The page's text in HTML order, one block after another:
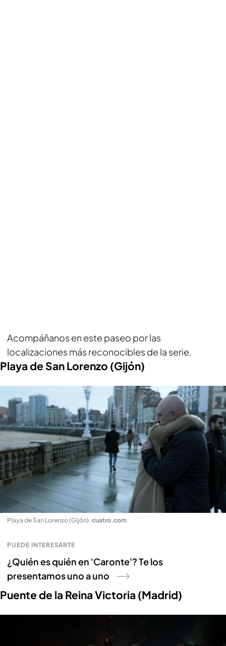
Acompáñanos en este paseo por las
localizaciones más reconocibles de la serie.
Playa de San Lorenzo (Gijón)
Playa de San Lorenzo (Gijón). cuatro.com
PUEDE INTERESARTE
¿Quién es quién en 'Caronte'? Te los
presentamos uno a uno
Puente de la Reina Victoria (Madrid)